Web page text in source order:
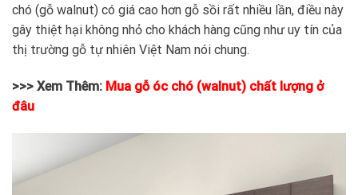
chó (gỗ walnut) có giá cao hơn gỗ sồi rất nhiều lần, điều này
gây thiệt hại không nhỏ cho khách hàng cũng như uy tín của
thị trường gỗ tự nhiên Việt Nam nói chung.
>>> Xem Thêm: Mua gỗ óc chó (walnut) chất lượng ở
đâu